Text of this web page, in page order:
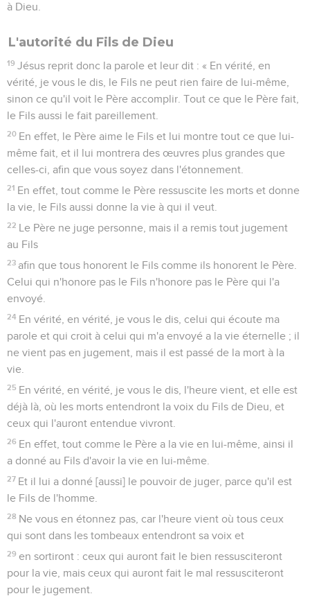
à Dieu.
L'autorité du Fils de Dieu
19 Jésus reprit donc la parole et leur dit : « En vérité, en
vérité, je vous le dis, le Fils ne peut rien faire de lui-même,
sinon ce qu'il voit le Père accomplir. Tout ce que le Père fait,
le Fils aussi le fait pareillement.
20 En effet, le Père aime le Fils et lui montre tout ce que lui-
même fait, et il lui montrera des œuvres plus grandes que
celles-ci, afin que vous soyez dans l'étonnement.
21 En effet, tout comme le Père ressuscite les morts et donne
la vie, le Fils aussi donne la vie à qui il veut.
22 Le Père ne juge personne, mais il a remis tout jugement
au Fils
23 afin que tous honorent le Fils comme ils honorent le Père.
Celui qui n'honore pas le Fils n'honore pas le Père qui l'a
envoyé.
24 En vérité, en vérité, je vous le dis, celui qui écoute ma
parole et qui croit à celui qui m'a envoyé a la vie éternelle ; il
ne vient pas en jugement, mais il est passé de la mort à la
vie.
25 En vérité, en vérité, je vous le dis, l'heure vient, et elle est
déjà là, où les morts entendront la voix du Fils de Dieu, et
ceux qui l'auront entendue vivront.
26 En effet, tout comme le Père a la vie en lui-même, ainsi il
a donné au Fils d'avoir la vie en lui-même.
27 Et il lui a donné [aussi] le pouvoir de juger, parce qu'il est
le Fils de l'homme.
28 Ne vous en étonnez pas, car l'heure vient où tous ceux
qui sont dans les tombeaux entendront sa voix et
29 en sortiront : ceux qui auront fait le bien ressusciteront
pour la vie, mais ceux qui auront fait le mal ressusciteront
pour le jugement.